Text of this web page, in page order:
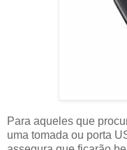
Para aqueles que
uma tomada ou porta